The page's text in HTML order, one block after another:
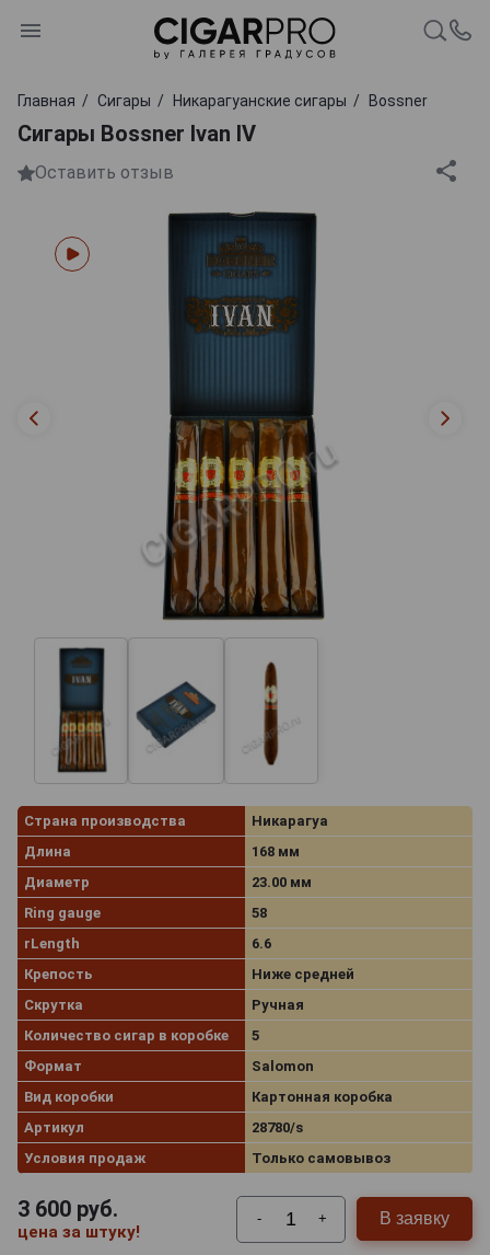
Главная Сигары Никарагуанские сигары Bossner
Сигары Bossner Ivan IV
Оставить отзыв
Страна производства
Никарагуа
Длина
168 мм
Диаметр
23.00 мм
Ring gauge
58
rLength
6.6
Крепость
Ниже средней
Скрутка
Ручная
Количество сигар в коробке
5
Формат
Salomon
Вид коробки
Картонная коробка
Артикул
28780/s
Условия продаж
Только самовывоз
3 600 руб.
цена за штуку!
- + В заявку